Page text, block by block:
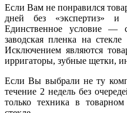
Если Вам не понравился
дней без «экспертиз» и
Единственное условие —
заводская пленка на стекле
Исключением являются
ирригаторы, зубные щетки,
Если Вы выбрали не ту
течение 2 недель без
только техника в